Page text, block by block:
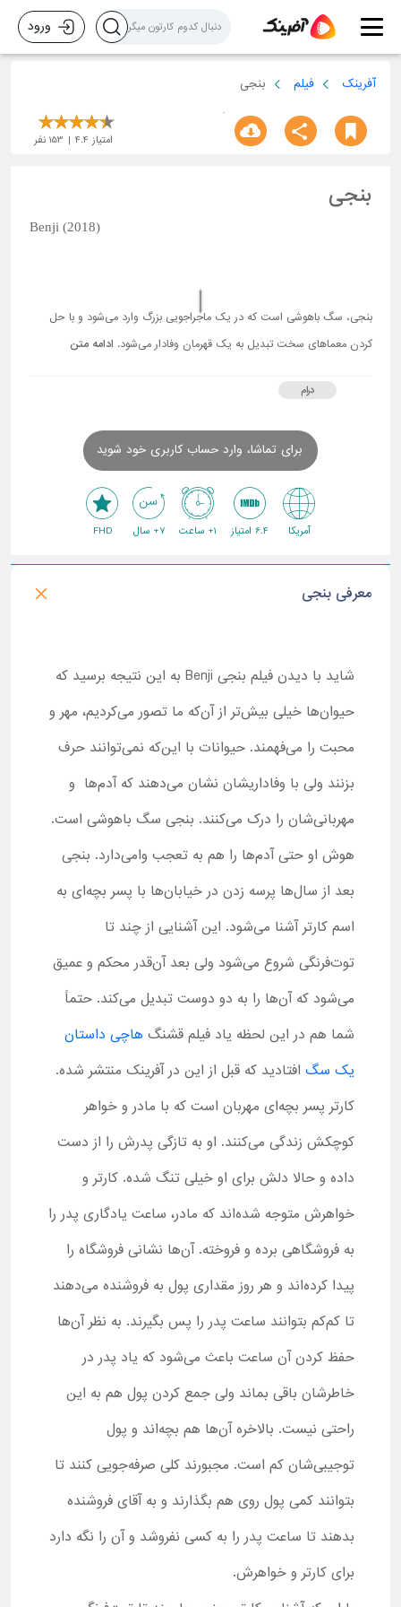
ورود
آفرینک فیلم بنجی
امتیاز 4.4
153 نفر
بنجی
Benji (2018)
بنجی، سگ باهوشی است که در یک ماجراجویی بزرگ وارد می‌شود و با حل
کردن معماهای سخت تبدیل به یک قهرمان وفادار می‌شود. ادامه متن
درام
برای تماشا، وارد حساب کاربری خود شوید
آمریکا 6.4 امتیاز 1+ ساعت 7+ سال FHD
معرفی بنجی
شاید با دیدن فیلم بنجی Benji به این نتیجه برسید که
حیوان‌ها خیلی بیش‌تر از آن‌که ما تصور می‌کردیم، مهر و
محبت را می‌فهمند. حیوانات با این‌که نمی‌توانند حرف
بزنند ولی با وفاداریشان نشان می‌دهند که آدم‌ها و
مهربانی‌شان را درک می‌کنند. بنجی سگ باهوشی است.
هوش او حتی آدم‌ها را هم به تعجب وامی‌دارد. بنجی
بعد از سال‌ها پرسه زدن در خیابان‌ها با پسر بچه‌ای به
اسم کارتر آشنا می‌شود. این آشنایی از چند تا
توت‌فرنگی شروع می‌شود ولی بعد آن‌قدر محکم و عمیق
می‌شود که آن‌ها را به دو دوست تبدیل می‌کند. حتماً
شما هم در این لحظه یاد فیلم قشنگ هاچی داستان
یک سگ افتادید که قبل از این در آفرینک منتشر شده.
کارتر پسر بچه‌ای مهربان است که با مادر و خواهر
کوچکش زندگی می‌کنند. او به تازگی پدرش را از دست
داده و حالا دلش برای او خیلی تنگ شده. کارتر و
خواهرش متوجه شده‌اند که مادر، ساعت یادگاری پدر را
به فروشگاهی برده و فروخته. آن‌ها نشانی فروشگاه را
پیدا کرده‌اند و هر روز مقداری پول به فروشنده می‌دهند
تا کم‌کم بتوانند ساعت پدر را پس بگیرند. به نظر آن‌ها
حفظ کردن آن ساعت باعث می‌شود که یاد پدر در
خاطرشان باقی بماند ولی جمع کردن پول هم به این
راحتی نیست. بالاخره آن‌ها هم بچه‌اند و پول
توجیبی‌شان کم است. مجبورند کلی صرفه‌جویی کنند تا
بتوانند کمی پول روی هم بگذارند و به آقای فروشنده
بدهند تا ساعت پدر را به کسی نفروشد و آن را نگه دارد
برای کارتر و خواهرش.